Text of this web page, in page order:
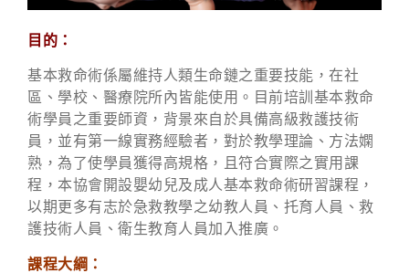
目的：
基本救命術係屬維持人類生命鏈之重要技能，在社
區、學校、醫療院所內皆能使用。目前培訓基本救命
術學員之重要師資，背景來自於具備高級救護技術
員，並有第一線實務經驗者，對於教學理論、方法嫻
熟，為了使學員獲得高規格，且符合實際之實用課
程，本協會開設嬰幼兒及成人基本救命術研習課程，
以期更多有志於急救教學之幼教人員、托育人員、救
護技術人員、衛生教育人員加入推廣。
課程大綱：